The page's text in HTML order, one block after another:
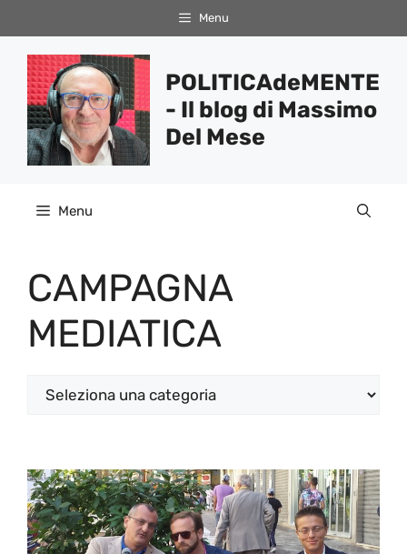
al
contenuto
Menu
POLITICAdeMENTE
- Il blog di Massimo
Del Mese
Menu
CAMPAGNA
MEDIATICA
Categorie